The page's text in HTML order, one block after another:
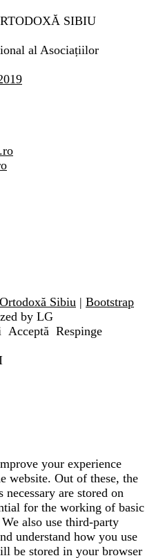
SIBIU
al Asociațiilor
Sibiu | Bootstrap
by LG
Acceptă Respinge
your experience
website. Out of these, the
necessary are stored on
for the working of basic
also use third-party
understand how you use
be stored in your browser